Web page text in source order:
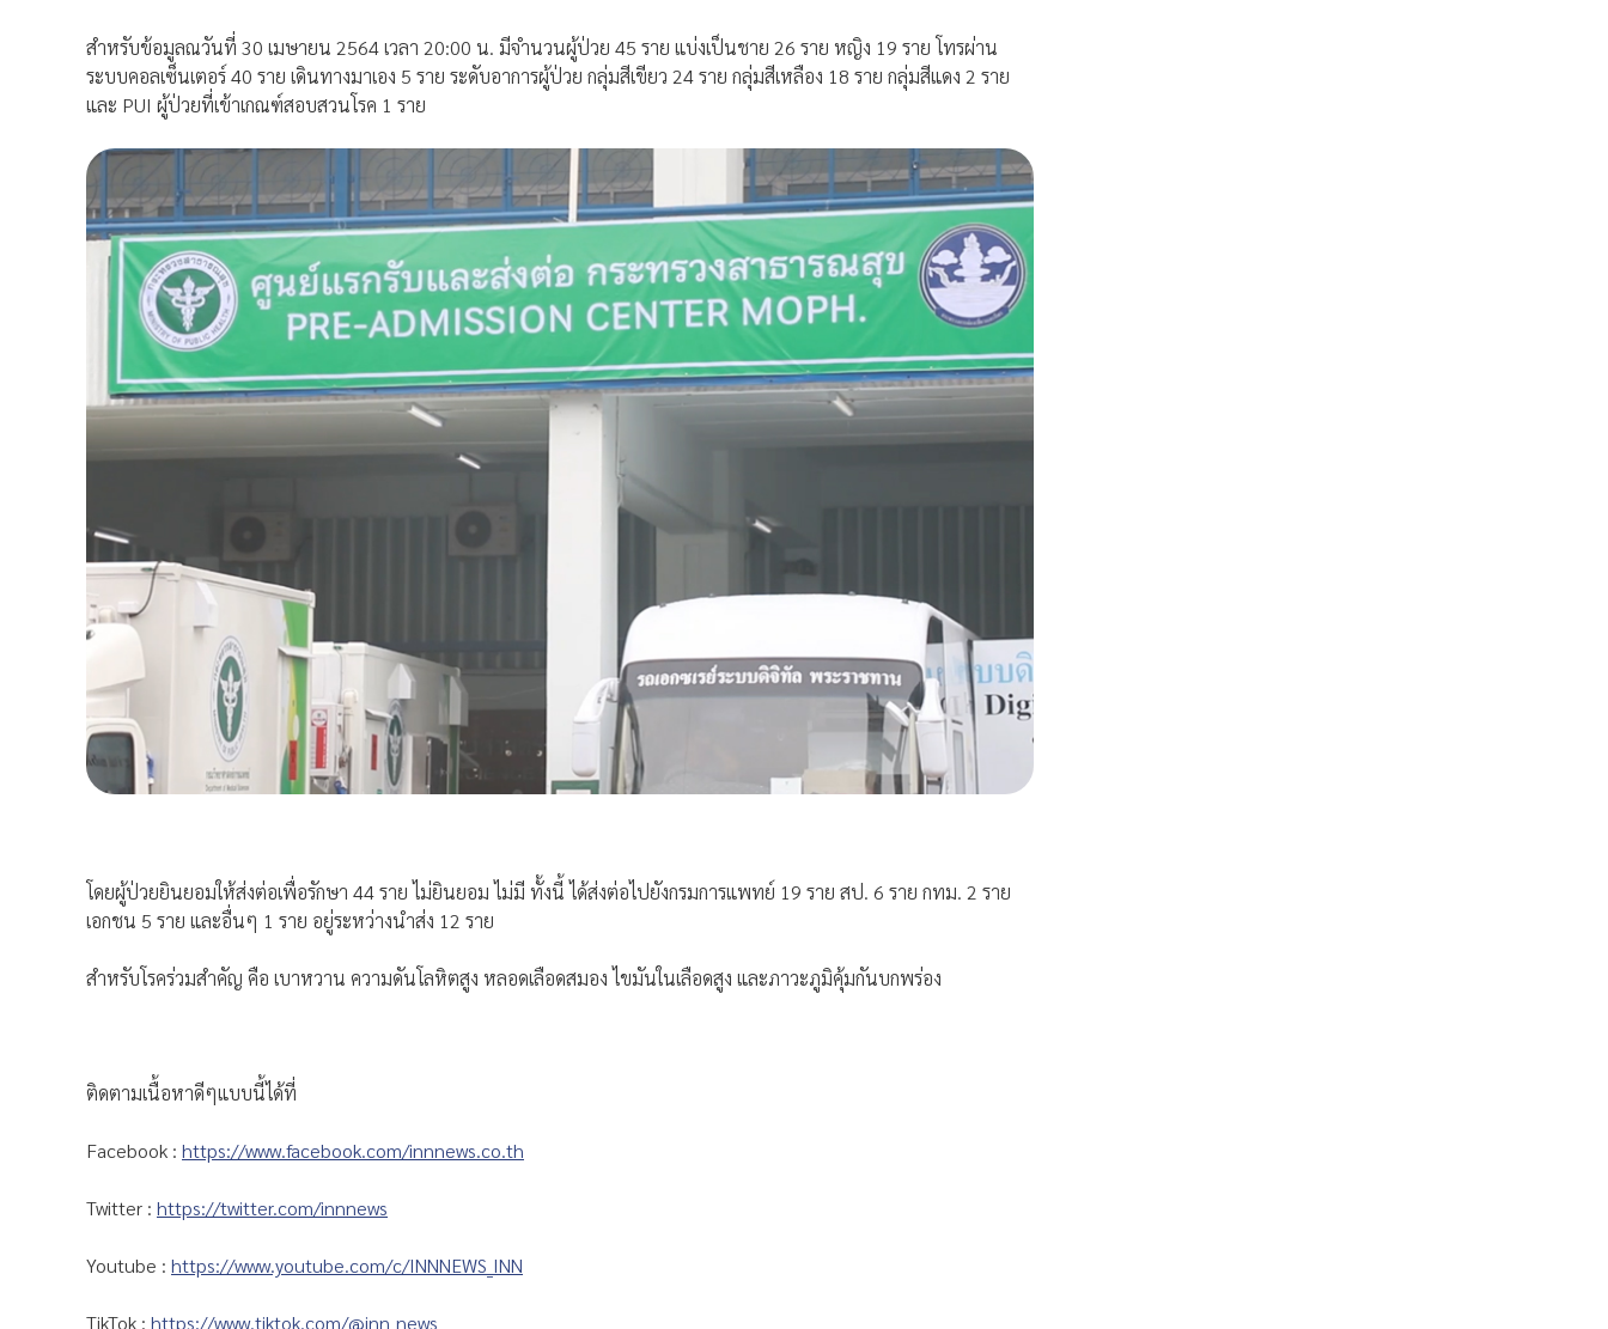
สำหรับข้อมูลณวันที่ 30 เมษายน 2564 เวลา 20:00 น. มีจำนวนผู้ป่วย 45 ราย แบ่งเป็นชาย 26 ราย หญิง 19 ราย โทรผ่าน
ระบบคอลเซ็นเตอร์ 40 ราย เดินทางมาเอง 5 ราย ระดับอาการผู้ป่วย กลุ่มสีเขียว 24 ราย กลุ่มสีเหลือง 18 ราย กลุ่มสีแดง 2 ราย
และ PUI ผู้ป่วยที่เข้าเกณฑ์สอบสวนโรค 1 ราย
โดยผู้ป่วยยินยอมให้ส่งต่อเพื่อรักษา 44 ราย ไม่ยินยอม ไม่มี ทั้งนี้ ได้ส่งต่อไปยังกรมการแพทย์ 19 ราย สป. 6 ราย กทม. 2 ราย
เอกชน 5 ราย และอื่นๆ 1 ราย อยู่ระหว่างนำส่ง 12 ราย
สำหรับโรคร่วมสำคัญ คือ เบาหวาน ความดันโลหิตสูง หลอดเลือดสมอง ไขมันในเลือดสูง และภาวะภูมิคุ้มกันบกพร่อง
ติดตามเนื้อหาดีๆแบบนี้ได้ที่
Facebook : https://www.facebook.com/innnews.co.th
Twitter : https://twitter.com/innnews
Youtube : https://www.youtube.com/c/INNNEWS_INN
TikTok : https://www.tiktok.com/@inn_news